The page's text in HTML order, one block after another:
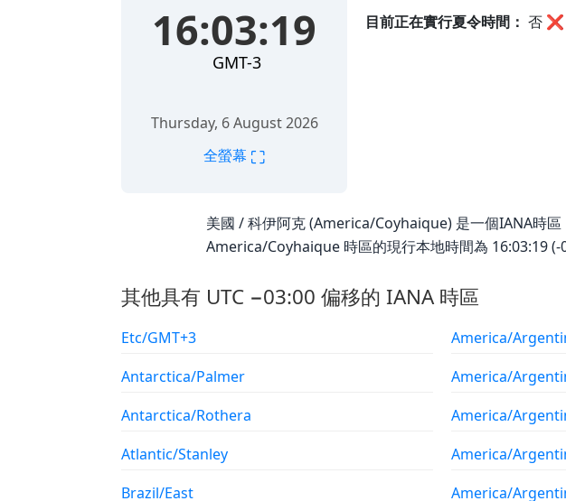
16:03:19
GMT-3
Thursday, 6 August 2026
全螢幕 ⛶
目前正在實行夏令時間： 否 ❌
美國 / 科伊阿克 (America/Coyhaique) 是一個IANA時
America/Coyhaique 時區的現行本地時間為 16:03:19 (-
其他具有 UTC −03:00 偏移的 IANA 時區
Etc/GMT+3
Antarctica/Palmer
Antarctica/Rothera
Atlantic/Stanley
Brazil/East
America/
America/
America/
America/
America/